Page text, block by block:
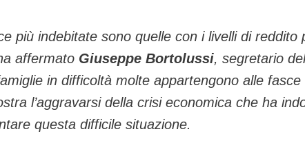
più indebitate sono quelle con i livelli di reddito
affermato Giuseppe Bortolussi, segretario
in difficoltà molte appartengono alle fasce
l’aggravarsi della crisi economica che ha
questa difficile situazione.